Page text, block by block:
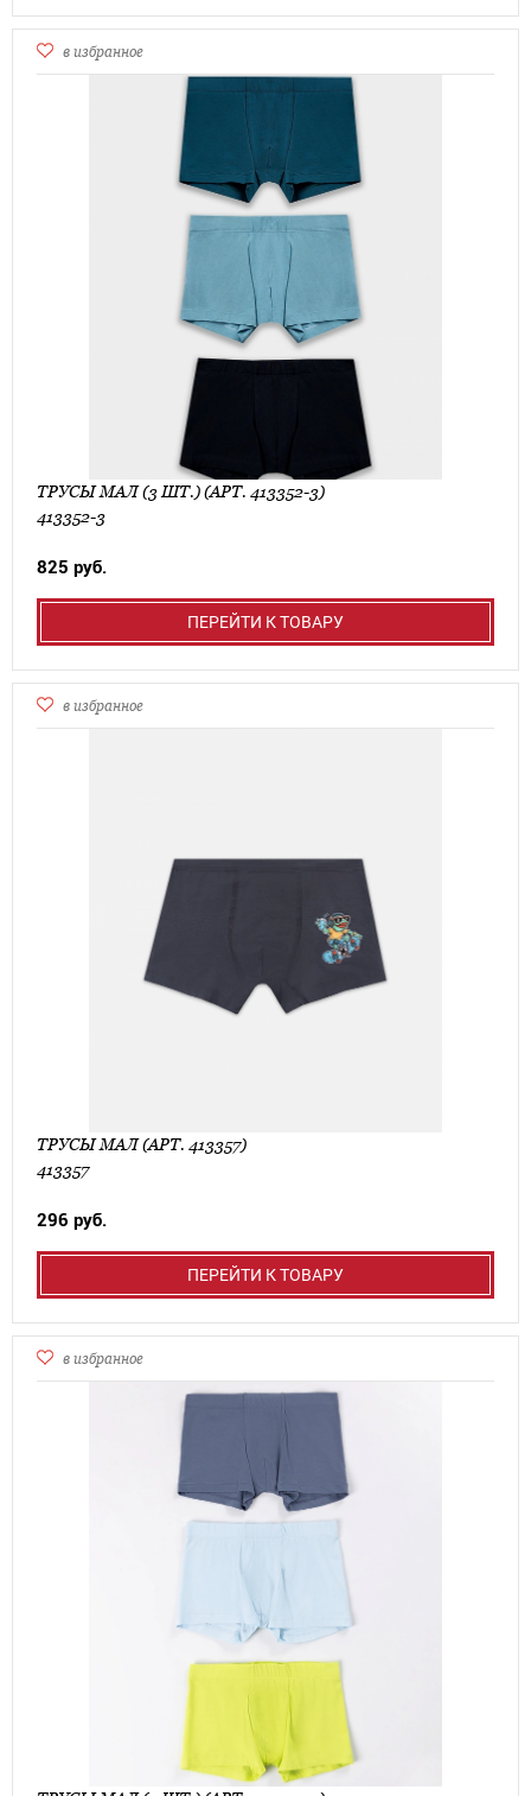
в избранное
ТРУСЫ МАЛ (3 ШТ.) (АРТ. 413352-3)
413352-3
825 руб.
ПЕРЕЙТИ К ТОВАРУ
в избранное
ТРУСЫ МАЛ (АРТ. 413357)
413357
296 руб.
ПЕРЕЙТИ К ТОВАРУ
в избранное